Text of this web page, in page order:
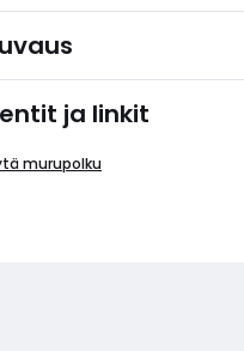
ja linkit
murupolku